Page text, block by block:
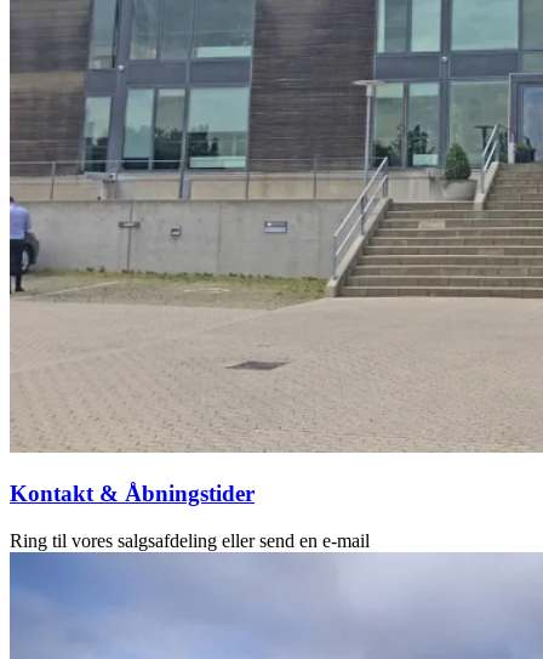
Kontakt & Åbningstider
Ring til vores salgsafdeling eller send en e-mail